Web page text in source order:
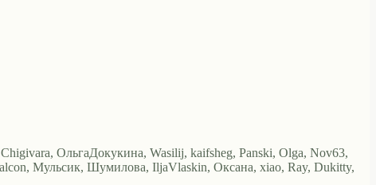
ОльгаДокукина, Wasilij, kaifsheg, Panski, Olga, Nov63,
Мульсик, Шумилова, IljaVlaskin, Оксана, xiao, Ray, Dukitty,